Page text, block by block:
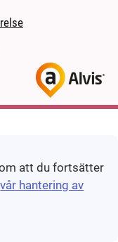
att du fortsätter
vår hantering av